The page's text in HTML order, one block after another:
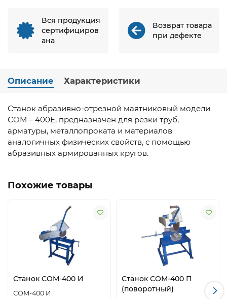
Вся продукция
сертифициров
ана
Возврат товара
при дефекте
Описание Характеристики
Станок абразивно-отрезной маятниковый модели
СОМ – 400Е, предназначен для резки труб,
арматуры, металлопроката и материалов
аналогичных физических свойств, с помощью
абразивных армированных кругов.
Похожие товары
Станок СОМ-400 И
СОМ-400 И
Станок СОМ-400 П
(поворотный)